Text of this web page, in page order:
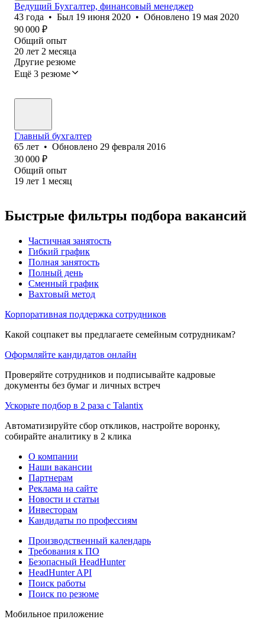
Ведущий Бухгалтер, финансовый менеджер
43 года • Был 19 июня 2020 • Обновлено 19 мая 2020
90 000 ₽
Общий опыт
20 лет 2 месяца
Другие резюме
Ещё 3 резюме
Главный бухгалтер
65 лет • Обновлено 29 февраля 2016
30 000 ₽
Общий опыт
19 лет 1 месяц
Быстрые фильтры подбора вакансий
Частичная занятость
Гибкий график
Полная занятость
Полный день
Сменный график
Вахтовый метод
Корпоративная поддержка сотрудников
Какой соцпакет вы предлагаете семейным сотрудникам?
Оформляйте кандидатов онлайн
Проверяйте сотрудников и подписывайте кадровые
документы без бумаг и личных встреч
Ускорьте подбор в 2 раза с Talantix
Автоматизируйте сбор откликов, настройте воронку,
собирайте аналитику в 2 клика
О компании
Наши вакансии
Партнерам
Реклама на сайте
Новости и статьи
Инвесторам
Кандидаты по профессиям
Производственный календарь
Требования к ПО
Безопасный HeadHunter
HeadHunter API
Поиск работы
Поиск по резюме
Мобильное приложение